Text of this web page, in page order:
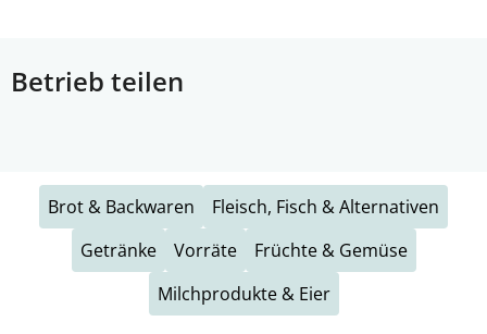
Betrieb teilen
Brot & Backwaren
Fleisch, Fisch & Alternativen
Getränke
Vorräte
Früchte & Gemüse
Milchprodukte & Eier